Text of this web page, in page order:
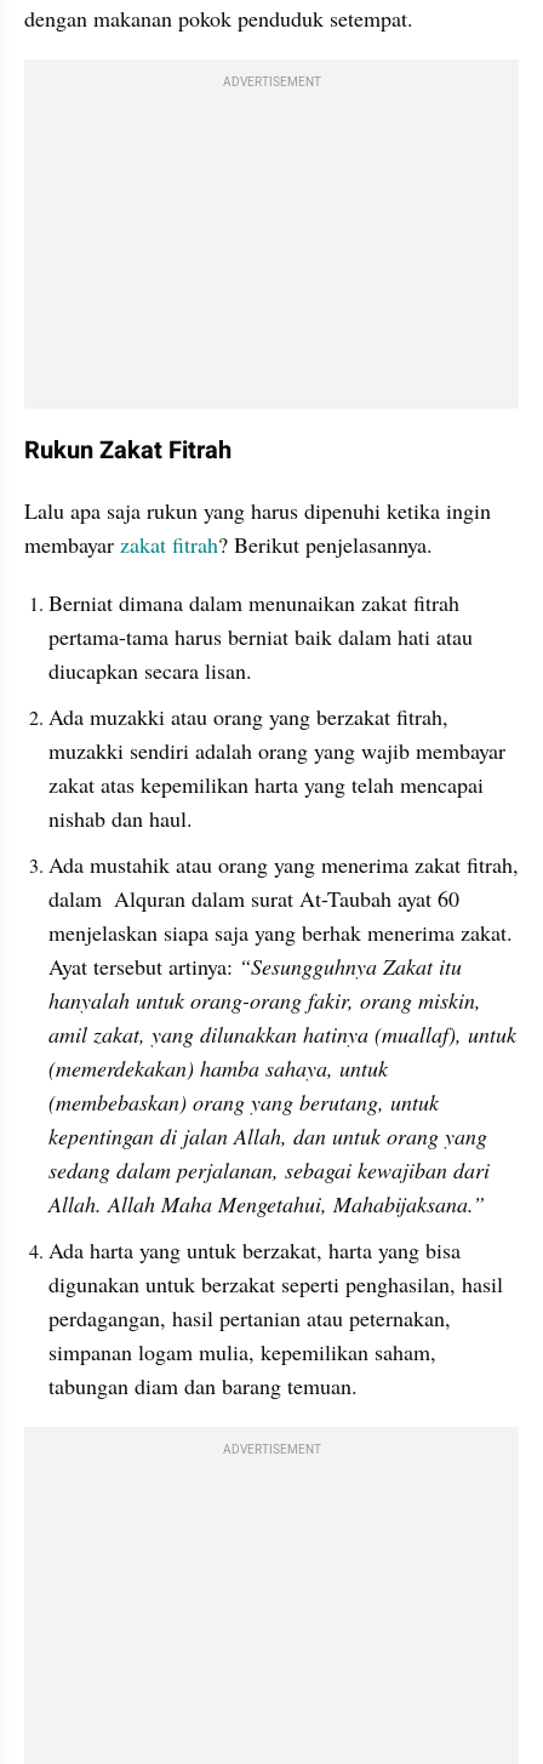
dengan makanan pokok penduduk setempat.
ADVERTISEMENT
Rukun Zakat Fitrah
Lalu apa saja rukun yang harus dipenuhi ketika ingin
membayar zakat fitrah? Berikut penjelasannya.
Berniat dimana dalam menunaikan zakat fitrah
pertama-tama harus berniat baik dalam hati atau
diucapkan secara lisan.
Ada muzakki atau orang yang berzakat fitrah,
muzakki sendiri adalah orang yang wajib membayar
zakat atas kepemilikan harta yang telah mencapai
nishab dan haul.
Ada mustahik atau orang yang menerima zakat fitrah,
dalam  Alquran dalam surat At-Taubah ayat 60
menjelaskan siapa saja yang berhak menerima zakat.
Ayat tersebut artinya: “Sesungguhnya Zakat itu
hanyalah untuk orang-orang fakir, orang miskin,
amil zakat, yang dilunakkan hatinya (muallaf), untuk
(memerdekakan) hamba sahaya, untuk
(membebaskan) orang yang berutang, untuk
kepentingan di jalan Allah, dan untuk orang yang
sedang dalam perjalanan, sebagai kewajiban dari
Allah. Allah Maha Mengetahui, Mahabijaksana.”
Ada harta yang untuk berzakat, harta yang bisa
digunakan untuk berzakat seperti penghasilan, hasil
perdagangan, hasil pertanian atau peternakan,
simpanan logam mulia, kepemilikan saham,
tabungan diam dan barang temuan.
ADVERTISEMENT